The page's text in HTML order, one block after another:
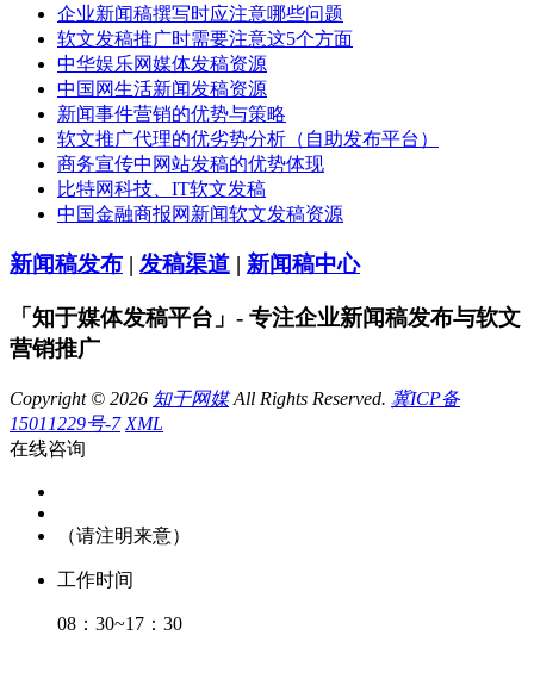
企业新闻稿撰写时应注意哪些问题
软文发稿推广时需要注意这5个方面
中华娱乐网媒体发稿资源
中国网生活新闻发稿资源
新闻事件营销的优势与策略
软文推广代理的优劣势分析（自助发布平台）
商务宣传中网站发稿的优势体现
比特网科技、IT软文发稿
中国金融商报网新闻软文发稿资源
新闻稿发布 | 发稿渠道 | 新闻稿中心
「知于媒体发稿平台」- 专注企业新闻稿发布与软文
营销推广
Copyright © 2026 知于网媒All Rights Reserved. 冀ICP备
15011229号-7 XML
在线咨询
（请注明来意）
工作时间
08：30~17：30